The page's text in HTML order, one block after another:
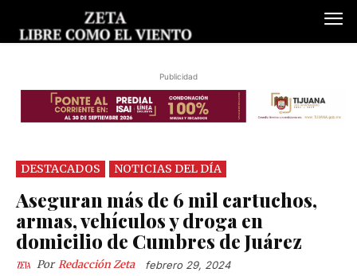
Publicidad
DESTACADOS NOTICIAS DEL DÍA
Aseguran más de 6 mil cartuchos,
armas, vehículos y droga en
domicilio de Cumbres de Juárez
Por Redacción Zeta febrero 29, 2024